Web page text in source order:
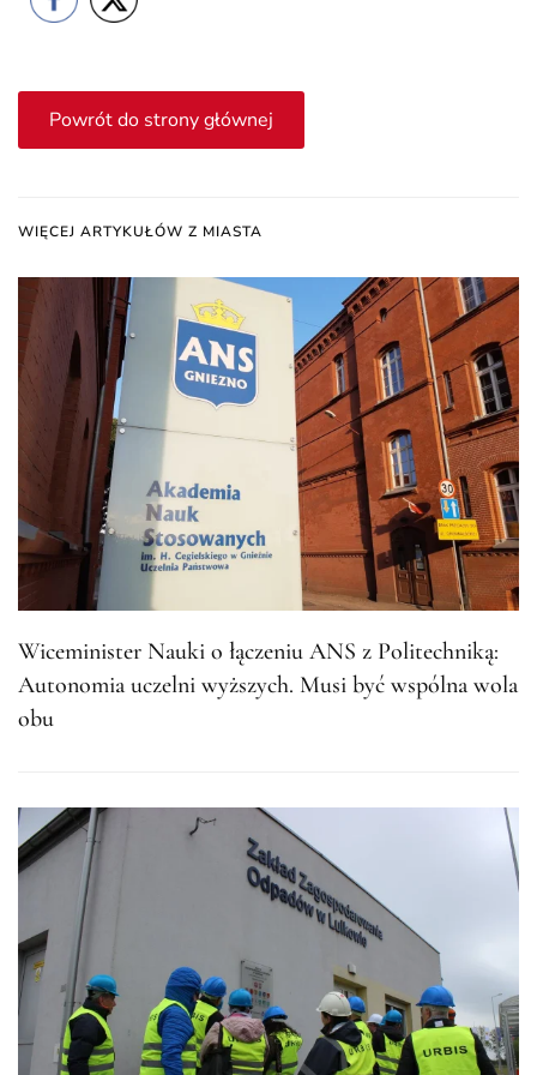
Powrót do strony głównej
WIĘCEJ ARTYKUŁÓW Z MIASTA
Wiceminister Nauki o łączeniu ANS z Politechniką:
Autonomia uczelni wyższych. Musi być wspólna wola
obu